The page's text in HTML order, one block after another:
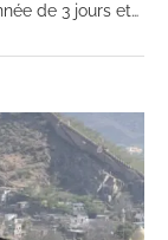
de 3 jours et…